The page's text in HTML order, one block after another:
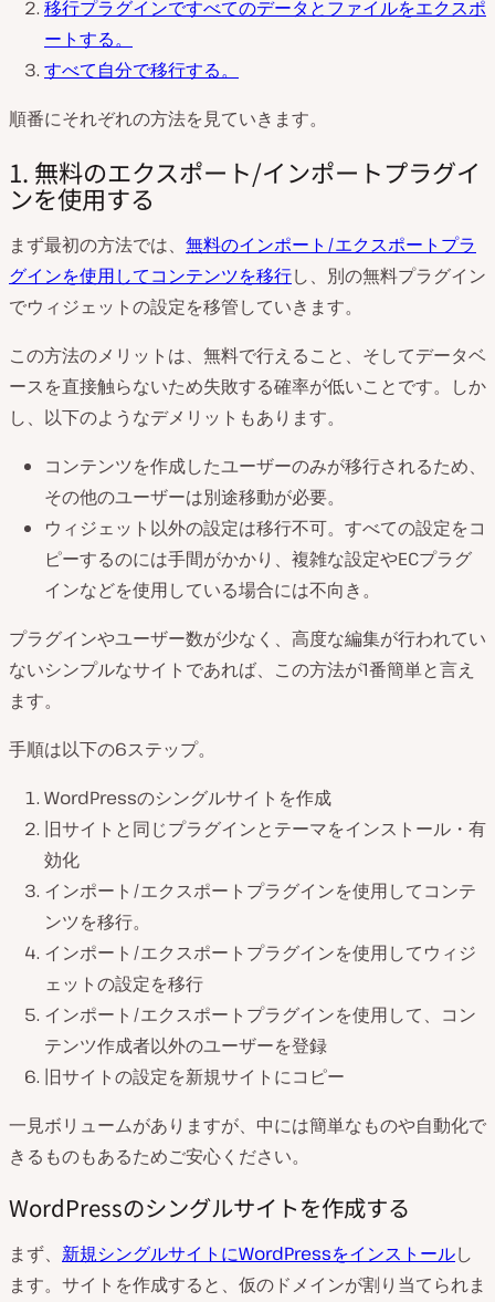
移行プラグインですべてのデータとファイルをエクスポ
ートする。
すべて自分で移行する。
順番にそれぞれの方法を見ていきます。
1. 無料のエクスポート/インポートプラグイ
ンを使用する
まず最初の方法では、 無料のインポート/エクスポートプラ
グインを使用してコンテンツを移行し、別の無料プラグイン
でウィジェットの設定を移管していきます。
この方法のメリットは、無料で行えること、そしてデータベ
ースを直接触らないため失敗する確率が低いことです。しか
し、以下のようなデメリットもあります。
コンテンツを作成したユーザーのみが移行されるため、
その他のユーザーは別途移動が必要。
ウィジェット以外の設定は移行不可。すべての設定をコ
ピーするのには手間がかかり、複雑な設定やECプラグ
インなどを使用している場合には不向き。
プラグインやユーザー数が少なく、高度な編集が行われてい
ないシンプルなサイトであれば、この方法が1番簡単と言え
ます。
手順は以下の6ステップ。
WordPressのシングルサイトを作成
旧サイトと同じプラグインとテーマをインストール・有
効化
インポート/エクスポートプラグインを使用してコンテ
ンツを移行。
インポート/エクスポートプラグインを使用してウィジ
ェットの設定を移行
インポート/エクスポートプラグインを使用して、コン
テンツ作成者以外のユーザーを登録
旧サイトの設定を新規サイトにコピー
一見ボリュームがありますが、中には簡単なものや自動化で
きるものもあるためご安心ください。
WordPressのシングルサイトを作成する
まず、 新規シングルサイトにWordPressをインストールし
ます。サイトを作成すると、仮のドメインが割り当てられま